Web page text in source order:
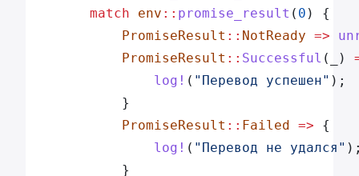
        match
env :: promise_result ( 0 ) {
            PromiseResult
:: NotReady =>
            PromiseResult
:: Successful (_)
                log!
( "Перевод успешен" );
            }
            PromiseResult
:: Failed => {
                log!
( "Перевод не удался"
            }